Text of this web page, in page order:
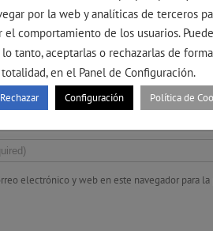
electrónico y web en este navegador para
por la web y analíticas de terceros
el comportamiento de los usuarios.
lo tanto, aceptarlas o rechazarlas de
en el Panel de Configuración.
Rechazar Configuración Política de